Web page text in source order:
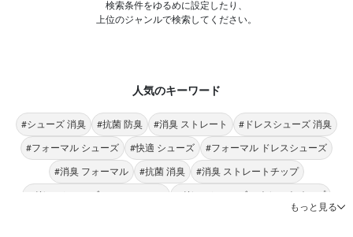
検索条件をゆるめに設定したり、
上位のジャンルで検索してください。
人気のキーワード
#シューズ 消臭 #抗菌 防臭 #消臭 ストレート #ドレスシューズ 消臭
#フォーマル シューズ #快適 シューズ #フォーマル ドレスシューズ
#消臭 フォーマル #抗菌 消臭 #消臭 ストレートチップ
#ドレスシューズ JOHN PEARSE #ドレスシューズ ストレートチップ
もっと見る